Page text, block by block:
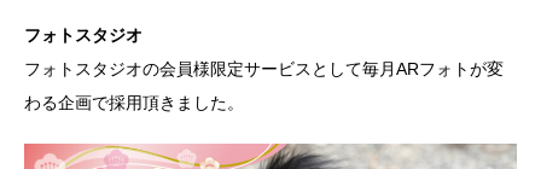
フォトスタジオ
フォトスタジオの会員様限定サービスとして毎月ARフォトが変
わる企画で採用頂きました。